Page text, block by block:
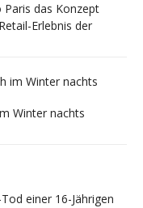
Paris das Konzept
Erlebnis der
Winter nachts
einer 16-Jährigen